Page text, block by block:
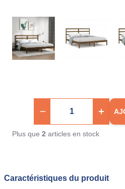
Plus que 2 articles en stock
Caractéristiques du produit